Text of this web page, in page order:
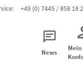
+49 (0) 7445 / 858 18
News
Mein